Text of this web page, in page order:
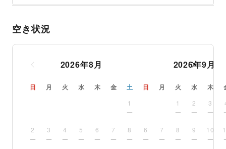
空き状況
2026年8月
日 月 火 水 木 金 土
1
2 3 4 5 6 7 8
2026年9月
日 月 火 水 木
1 2 3
6 7 8 9 10